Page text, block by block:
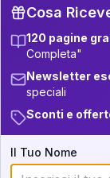
12.5-
13.5-14
14-16
16-17.5
17.5-
Clicca su
Cosa
120 pagine
Completa"
Newsletter
speciali
Sconti e
Il Tuo Nome